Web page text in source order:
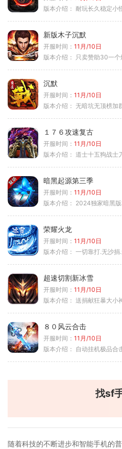
版本介绍： 耐玩长久稳定小
新版木子沉默
开服时间： 11月/10日
版本介绍： 只卖赞助30一
沉默
开服时间： 11月/10日
版本介绍： 无暗坑无顶榜加
１７６攻速复古
开服时间： 11月/10日
版本介绍： 道士十五狗战士
暗黑起源第三季
开服时间： 11月/10日
版本介绍： 2024独家暗黑
荣耀火龙
开服时间： 11月/10日
版本介绍： 一切靠打.无沙捐
超速切割新冰雪
开服时间： 11月/10日
版本介绍： 送捐献狂暴大小
８０风云合击
开服时间： 11月/10日
版本介绍： 自动挂机极品合
找sf
随着科技的不断进步和智能手机的